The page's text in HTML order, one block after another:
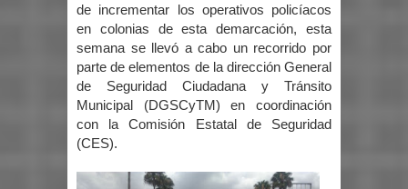
de incrementar los operativos policíacos
en colonias de esta demarcación, esta
semana se llevó a cabo un recorrido por
parte de elementos de la dirección General
de Seguridad Ciudadana y Tránsito
Municipal (DGSCyTM) en coordinación
con la Comisión Estatal de Seguridad
(CES).